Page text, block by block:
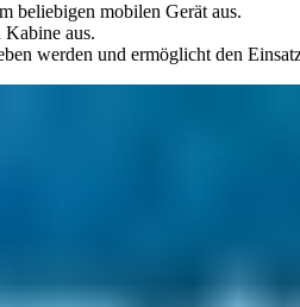
beliebigen mobilen Gerät aus.
aus.
werden und ermöglicht den